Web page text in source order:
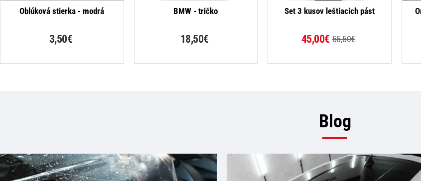
Oblúková stierka - modrá
3,50€
BMW - tričko
18,50€
-19%
Set 3 kusov leštiacich pást
45,00€ 55,50€
Blog